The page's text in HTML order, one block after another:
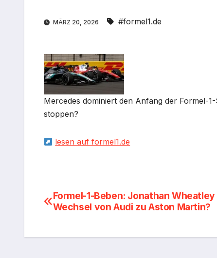
MÄRZ 20, 2026 #formel1.de
Mercedes dominiert den Anfang der Formel-
stoppen?
lesen auf formel1.de
Beitragsnavigation
Formel-1-Beben: Jonathan
Wechsel von Audi zu Aston Martin?